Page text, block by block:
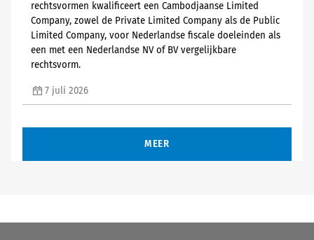
rechtsvormen kwalificeert een Cambodjaanse Limited
Company, zowel de Private Limited Company als de Public
Limited Company, voor Nederlandse fiscale doeleinden als
een met een Nederlandse NV of BV vergelijkbare
rechtsvorm.
7 juli 2026
MEER